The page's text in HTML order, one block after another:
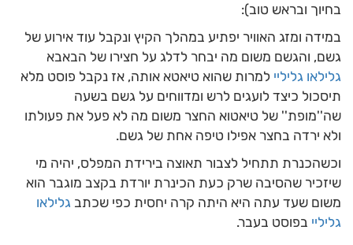
בחיוך ובראש טוב):
במידה ומזג האוויר יפתיע במהלך הקיץ ונקבל עוד אירוע של
גשם, והגשם משום מה יבחר לדלג על חצירו של הבאבא
גלילאו גליליי למרות שהוא טיאטא אותה, אז נקבל פוסט מלא
תיסכול כיצד לועגים לרש ומדווחים על גשם בשעה
שה''מופת'' של טיאטוא החצר משום מה לא פעל את פעולתו
ולא ירדה בחצר אפילו טיפה אחת של גשם.
וכשהכנרת תתחיל לצבור תאוצה בירידת המפלס, יהיה מי
שיזכיר שהסיבה שרק כעת הכינרת יורדת בקצב מוגבר הוא
משום שעד עתה היא היתה קרה יחסית כפי שכתב גלילאו
גליליי בפוסט בעבר.